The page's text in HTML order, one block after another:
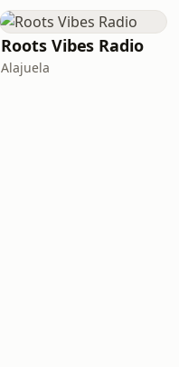
Roots Vibes Radio
Alajuela